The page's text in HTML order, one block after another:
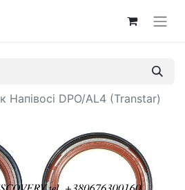
Напівосі DPO/AL4 (Transtar)